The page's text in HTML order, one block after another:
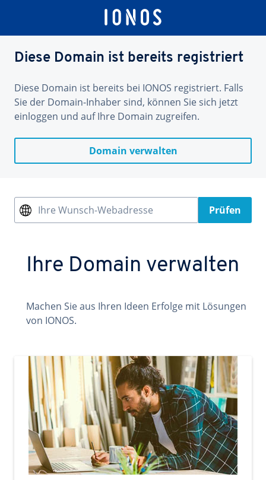
Diese Domain ist bereits registriert
Diese Domain ist bereits bei IONOS registriert. Falls
Sie der Domain-Inhaber sind, können Sie sich jetzt
einloggen und auf Ihre Domain zugreifen.
Domain verwalten
Ihre Wunsch-Webadresse Prüfen
Ihre Domain verwalten
Machen Sie aus Ihren Ideen Erfolge mit Lösungen
von IONOS.